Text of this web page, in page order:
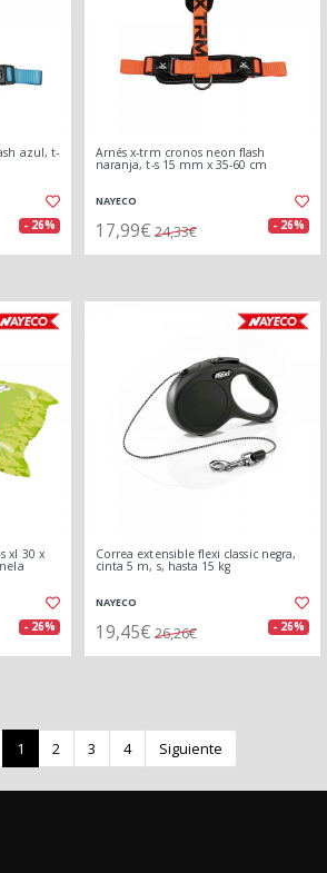
azul, t-
- 26%
Arnés x-trm cronos neon flash
naranja, t-s 15 mm x 35-60 cm
NAYECO
17,99€ 24,33€ - 26%
xl 30 x
- 26%
Correa extensible flexi classic negra,
cinta 5 m, s, hasta 15 kg
NAYECO
19,45€ 26,26€ - 26%
1 2 3 4 Siguiente